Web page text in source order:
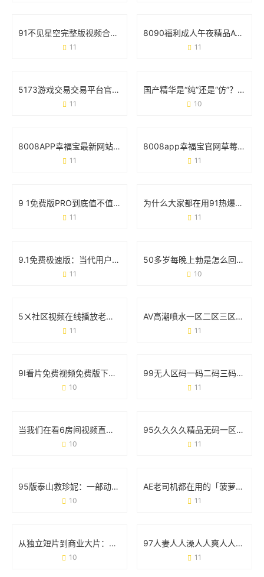
91不见星空完整版视频合集：从内容特色到使用场景的全面梳理
11
8090福利成人午夜精品AV：深夜内容消费背后的用户需求与行业观察
11
5173游戏交易交易平台官网：玩家必看的交易攻略与安全手册
11
国产精华是“纯”还是“仿”？69个真实用户这样说
10
8008APP幸福宝最新网站丝瓜：如何用这款工具找到你的快乐星球？
11
8008app幸福宝官网草莓视频免费：如何安全解锁观影新姿势？
11
9 1免费版PRO到底值不值得下载？这些细节必须看
11
为什么大家都在用91热爆app官网版？这些功能你可能还不知道
11
9.1免费极速版：当代用户的效率神器还是营销噱头？
11
50多岁每晚上勃是怎么回事？医生解读真实原因和应对方案
10
5ㄨ社区视频在线播放老司机版：为什么它成了用户找资源的“万能钥匙”？
11
AV高潮喷水一区二区三区：真实体验与用户争议全记录
11
9I看片免费视频免费版下载：高清影视资源一网打尽
10
99无人区码一码二码三码四码：藏在代码里的秘密与挑战
11
当我们在看6房间视频直播在线观看污版时 到底在看什么？
10
95久久久久精品无码一区二区：用户需求与资源分类的实战观察
11
95版泰山救珍妮：一部动画经典的冒险与情感密码
10
AE老司机都在用的「菠萝蜜免费版」，到底有什么魔力？
11
从独立短片到商业大片：解码9I电影制作厂的爆款基因
10
97人妻人人澡人人爽人人澡人人学生：一场关于符号与现实的碰撞
11